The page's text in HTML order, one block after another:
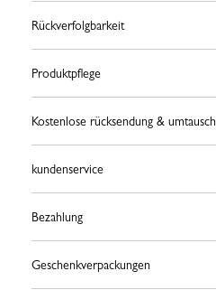
Rückverfolgbarkeit
Produktpflege
Kostenlose rücksendung & umtausch
kundenservice
Bezahlung
Geschenkverpackungen